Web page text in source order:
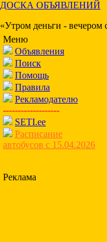
ДОСКА ОБЪЯВЛЕНИЙ
«Утром деньги - вечером
Меню
Объявления
Поиск
Помощь
Правила
Рекламодателю
-------------------
SETI.ee
Расписание
автобусов с 15.04.2026
Реклама